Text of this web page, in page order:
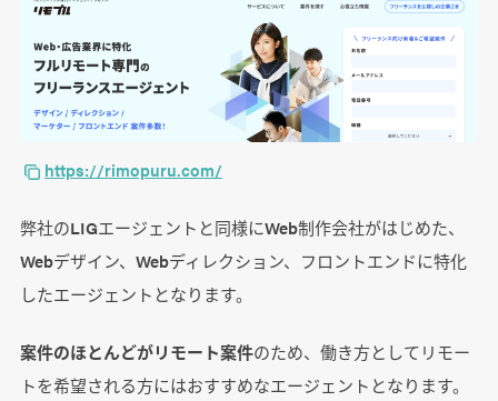
https://rimopuru.com/
弊社のLIGエージェントと同様にWeb制作会社がはじめた、
Webデザイン、Webディレクション、フロントエンドに特化
したエージェントとなります。
案件のほとんどがリモート案件のため、働き方としてリモー
トを希望される方にはおすすめなエージェントとなります。